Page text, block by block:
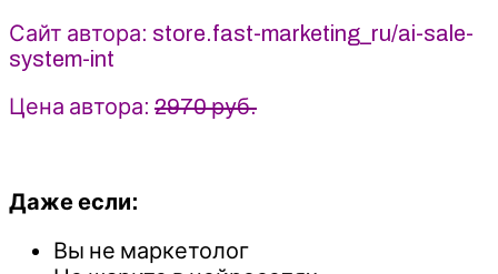
(2025)
Сайт автора: store.fast-marketing_ru/ai-sale-
system-int
Цена автора: 2970 руб.
Даже если:
Вы не маркетолог